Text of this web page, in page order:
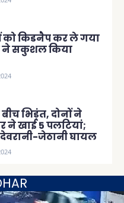
को किडनैप कर ले गया
ने सकुशल किया
भिड़ंत, दोनों ने
ने खाई 5 पलटियां;
देवरानी-जेठानी घायल